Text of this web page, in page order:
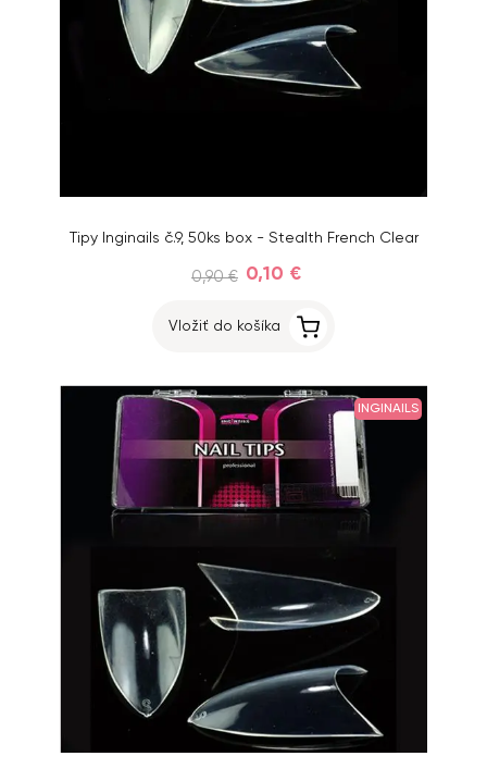
Tipy Inginails č.9, 50ks box - Stealth French Clear
0,90 € 0,10 €
Vložiť do košíka
INGINAILS